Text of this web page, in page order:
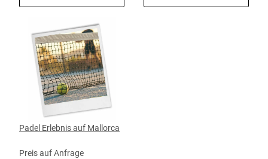
Padel Erlebnis auf Mallorca
Preis auf Anfrage